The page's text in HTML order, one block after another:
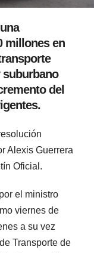
millones en
suburbano
del
Alexis Guerrera
Oficial.
el ministro
viernes de
a su vez
Transporte de